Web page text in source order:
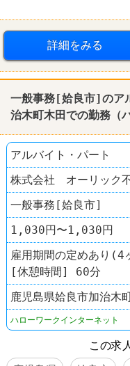
詳細をみる
一般事務[姶良市]のア
治木町木田での勤務（
アルバイト・パート
株式会社 オーリック
一般事務[姶良市]
1,030円〜1,030円
雇用期間の定めあり(4
[休憩時間] 60分
鹿児島県姶良市加治木
ハローワークインターネット
この求